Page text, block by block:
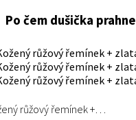
Po čem dušička prahne
růžový řemínek +…